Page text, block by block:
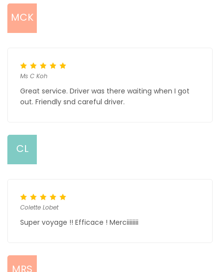
MCK
Ms C Koh
Great service. Driver was there waiting when I got
out. Friendly snd careful driver.
CL
Colette Lobet
Super voyage !! Efficace ! Merciiiiiiii